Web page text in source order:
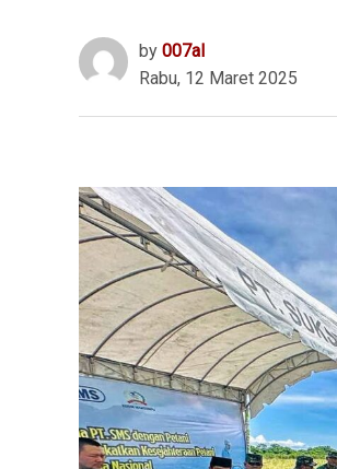
by 007al
Rabu, 12 Maret 2025